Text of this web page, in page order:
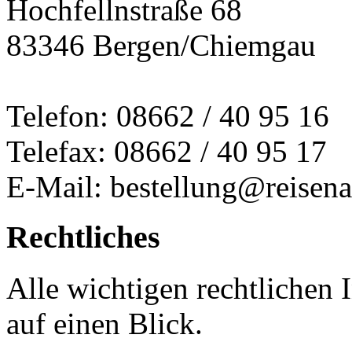
Hochfellnstraße 68
83346 Bergen/Chiemgau
Telefon: 08662 / 40 95 16
Telefax: 08662 / 40 95 17
E-Mail:
Rechtliches
Alle wichtigen rechtlichen
auf einen Blick.